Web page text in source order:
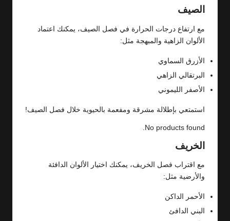
الصيف
مع ارتفاع درجات الحرارة في فصل الصيف، يمكنك اعتماد
الألوان الزاهية والمبهجة مثل:
الأزرق السماوي
البرتقالي الزاهي
الأصفر الليموني
استمتعي بإطلالة مشرقة ومفعمة بالحيوية خلال فصل الصيف!
No products found.
الخريف
مع اقتراب فصل الخريف، يمكنك اختيار الألوان الدافئة
والأرضية مثل:
الأحمر الداكن
البني الدافئ